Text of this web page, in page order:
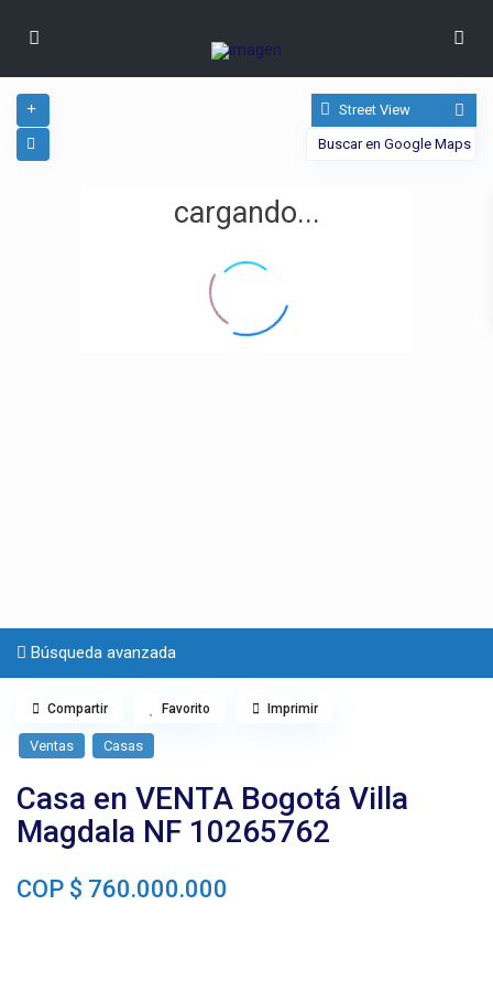
cargando...
Street View
Búsqueda avanzada
Ventas Casas
Casa en VENTA Bogotá Villa
Magdala NF 10265762
COP $ 760.000.000
Compartir Favorito Imprimir